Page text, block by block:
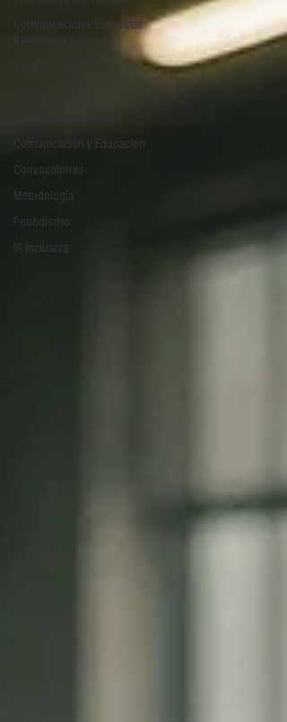
Comunicación y Bienestar
Comunicación y Educación
Convocatorias
Metodología
Periodismo
IA Inclusiva